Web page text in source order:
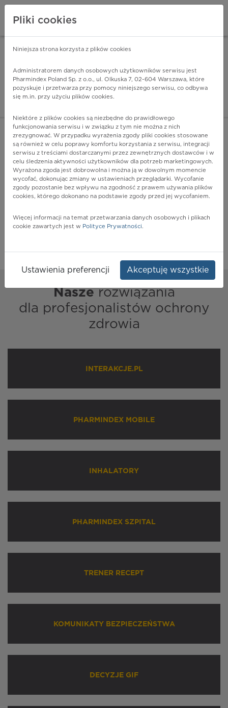
Pharmindex - lider
ZALOGUJ SIĘ
Y11 - Zatrucie przez narażenie na leki przeciwpadaczkowe,
uspokajająco-nasenne, stosowane w chorobie Parkinsona i
psychotropowe, niesklasyfikowane gdzie indziej, o
nieokreślonym zamiarze
Więcej na lekiicd10.pl
Naszerozwiązania
dla profesjonalistów ochrony
zdrowia
INTERAKCJE.PL
PHARMINDEX MOBILE
INHALATORY
PHARMINDEX SZPITAL
TRENER RECEPT
KOMUNIKATY BEZPIECZEŃSTWA
DECYZJE GIF
Pliki cookies
Niniejsza strona korzysta z plików cookies
Administratorem danych osobowych użytkowników serwisu jest
Pharmindex Poland Sp. z o.o., ul. Olkuska 7, 02-604 Warszawa, które
pozyskuje i przetwarza przy pomocy niniejszego serwisu, co odbywa
się m.in. przy użyciu plików cookies.
Niektóre z plików cookies są niezbędne do prawidłowego
funkcjonowania serwisu i w związku z tym nie można z nich
zrezygnować. W przypadku wyrażenia zgody pliki cookies stosowane
są również w celu poprawy komfortu korzystania z serwisu, integracji
serwisu z treściami dostarczanymi przez zewnętrznych dostawców i w
celu śledzenia aktywności użytkowników dla potrzeb marketingowych.
Wyrażona zgoda jest dobrowolna i można ją w dowolnym momencie
wycofać, dokonując zmiany w ustawieniach przeglądarki. Wycofanie
zgody pozostanie bez wpływu na zgodność z prawem używania plików
cookies, którego dokonano na podstawie zgody przed jej wycofaniem.
Więcej informacji na temat przetwarzania danych osobowych i plikach
cookie zawartych jest w Polityce Prywatności.
Ustawienia preferencji Akceptuję wszystkie
ZA DARMO - w Google Play INSTALUJ